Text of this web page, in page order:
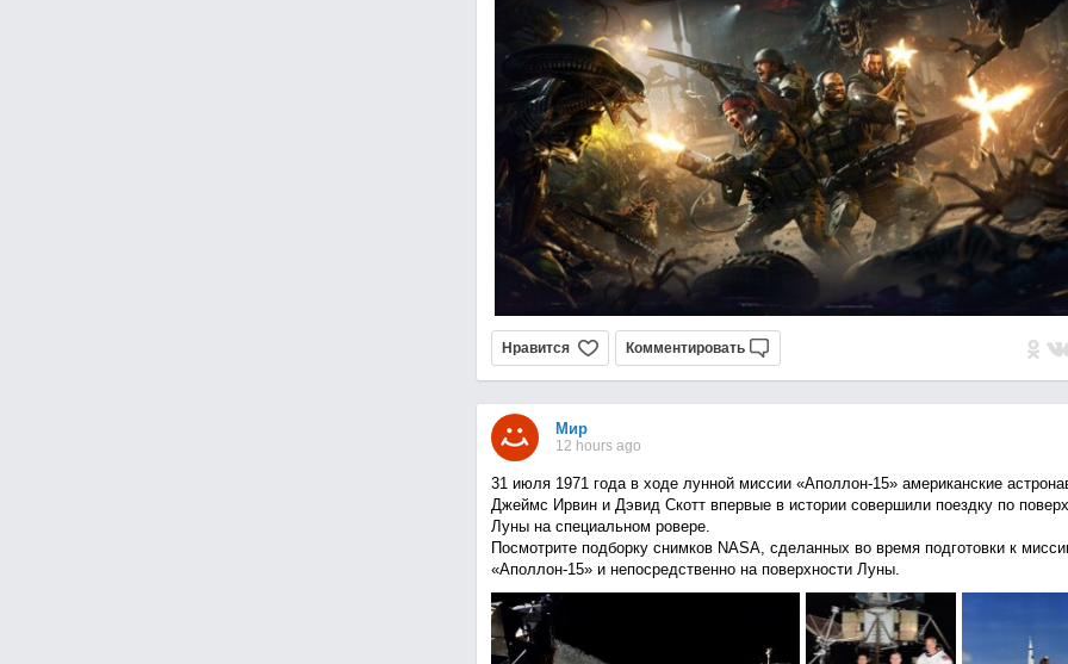
Нравится Комментировать
Мир
12 hours ago
31 июля 1971 года в ходе лунной миссии «Аполлон-15» американские
Джеймс Ирвин и Дэвид Скотт впервые в истории совершили поездку по
Луны на специальном ровере.
Посмотрите подборку снимков NASA, сделанных во время подготовки к
«Аполлон-15» и непосредственно на поверхности Луны.